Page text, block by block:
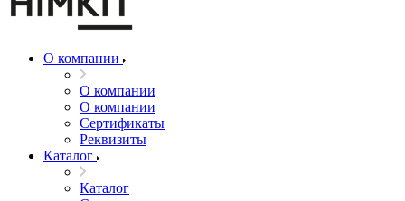
О компании
О компании
О компании
Сертификаты
Реквизиты
Каталог
Каталог